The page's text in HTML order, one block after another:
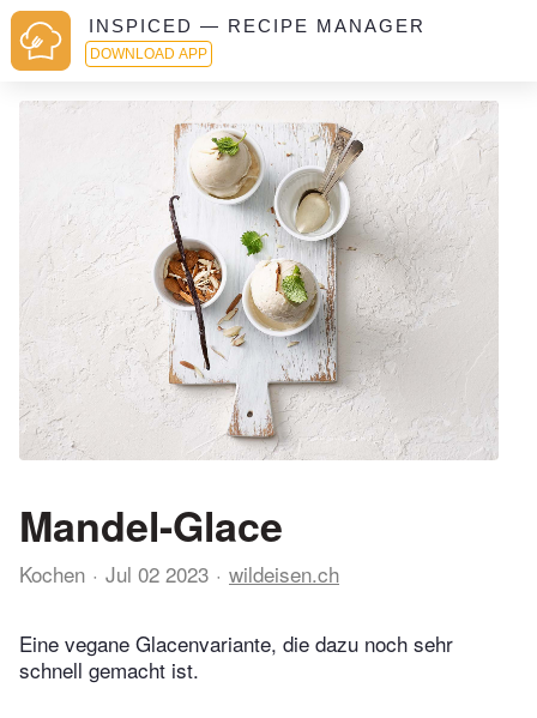
INSPICED — RECIPE MANAGER
DOWNLOAD APP
Mandel-Glace
Kochen Jul 02 2023 wildeisen.ch
Eine vegane Glacenvariante, die dazu noch sehr
schnell gemacht ist.